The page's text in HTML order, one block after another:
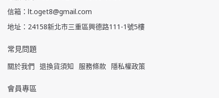
信箱：lt.oget8@gmail.com
地址：24158新北市三重區興德路111-1號5樓
常見問題
關於我們 退換貨須知 服務條款 隱私權政策
會員專區